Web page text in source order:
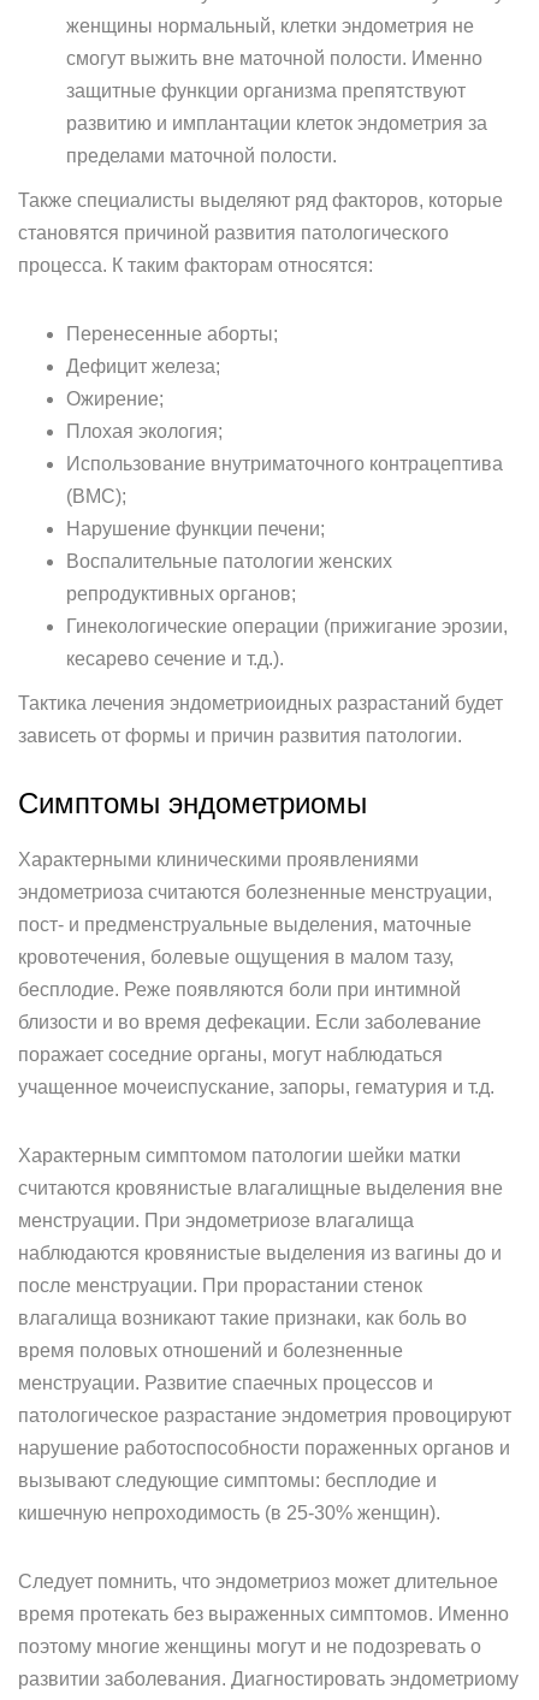
женщины нормальный, клетки эндометрия не
смогут выжить вне маточной полости. Именно
защитные функции организма препятствуют
развитию и имплантации клеток эндометрия за
пределами маточной полости.
Также специалисты выделяют ряд факторов, которые
становятся причиной развития патологического
процесса. К таким факторам относятся:
Перенесенные аборты;
Дефицит железа;
Ожирение;
Плохая экология;
Использование внутриматочного контрацептива
(ВМС);
Нарушение функции печени;
Воспалительные патологии женских
репродуктивных органов;
Гинекологические операции (прижигание эрозии,
кесарево сечение и т.д.).
Тактика лечения эндометриоидных разрастаний будет
зависеть от формы и причин развития патологии.
Симптомы эндометриомы
Характерными клиническими проявлениями
эндометриоза считаются болезненные менструации,
пост- и предменструальные выделения, маточные
кровотечения, болевые ощущения в малом тазу,
бесплодие. Реже появляются боли при интимной
близости и во время дефекации. Если заболевание
поражает соседние органы, могут наблюдаться
учащенное мочеиспускание, запоры, гематурия и т.д.
Характерным симптомом патологии шейки матки
считаются кровянистые влагалищные выделения вне
менструации. При эндометриозе влагалища
наблюдаются кровянистые выделения из вагины до и
после менструации. При прорастании стенок
влагалища возникают такие признаки, как боль во
время половых отношений и болезненные
менструации. Развитие спаечных процессов и
патологическое разрастание эндометрия провоцируют
нарушение работоспособности пораженных органов и
вызывают следующие симптомы: бесплодие и
кишечную непроходимость (в 25-30% женщин).
Следует помнить, что эндометриоз может длительное
время протекать без выраженных симптомов. Именно
поэтому многие женщины могут и не подозревать о
развитии заболевания. Диагностировать эндометриому